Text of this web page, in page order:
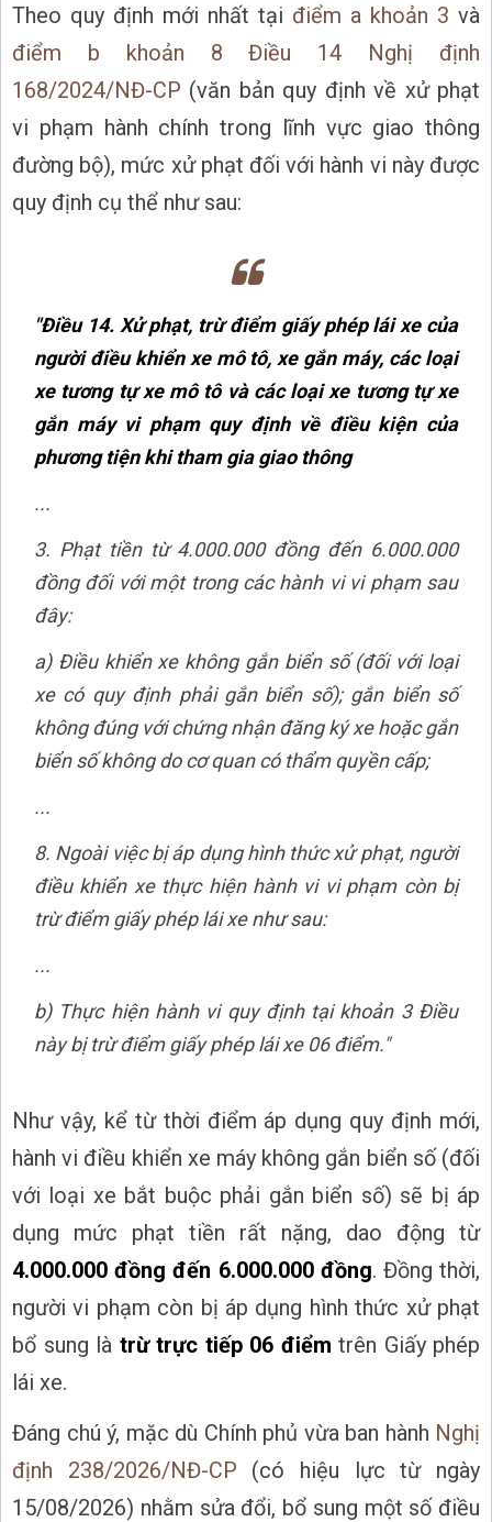
Theo quy định mới nhất tại điểm a khoản 3 và
điểm b khoản 8 Điều 14
Nghị định
168/2024/NĐ-CP (văn bản quy định về xử phạt
vi phạm hành chính trong lĩnh vực giao thông
đường bộ), mức xử phạt đối với hành vi này được
quy định cụ thể như sau:
"Điều 14. Xử phạt, trừ điểm giấy phép lái xe của
người điều khiển xe mô tô, xe gắn máy, các loại
xe tương tự xe mô tô và các loại xe tương tự xe
gắn máy vi phạm quy định về điều kiện của
phương tiện khi tham gia giao thông
...
3. Phạt tiền từ 4.000.000 đồng đến 6.000.000
đồng đối với một trong các hành vi vi phạm sau
đây:
a) Điều khiển xe không gắn biển số (đối với loại
xe có quy định phải gắn biển số); gắn biển số
không đúng với chứng nhận đăng ký xe hoặc gắn
biển số không do cơ quan có thẩm quyền cấp;
...
8. Ngoài việc bị áp dụng hình thức xử phạt, người
điều khiển xe thực hiện hành vi vi phạm còn bị
trừ điểm giấy phép lái xe như sau:
...
b) Thực hiện hành vi quy định tại khoản 3 Điều
này bị trừ điểm giấy phép lái xe 06 điểm."
Như vậy, kể từ thời điểm áp dụng quy định mới,
hành vi điều khiển xe máy không gắn biển số (đối
với loại xe bắt buộc phải gắn biển số) sẽ bị áp
dụng mức phạt tiền rất nặng, dao động từ
4.000.000 đồng đến 6.000.000 đồng. Đồng thời,
người vi phạm còn bị áp dụng hình thức xử phạt
bổ sung là trừ trực tiếp 06 điểm trên Giấy phép
lái xe.
Đáng chú ý, mặc dù Chính phủ vừa ban hành Nghị
định 238/2026/NĐ-CP (có hiệu lực từ ngày
15/08/2026) nhằm sửa đổi, bổ sung một số điều